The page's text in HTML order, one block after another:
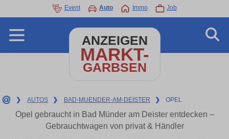
Event Auto Immo Job
ANZEIGEN
MARKT-
GARBSEN
❯ AUTOS ❯ BAD-MUENDER-AM-DEISTER ❯ OPEL
Opel gebraucht in Bad Münder am Deister entdecken –
Gebrauchtwagen von privat & Händler